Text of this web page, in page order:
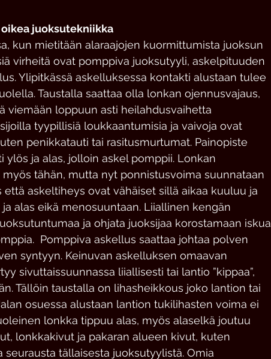
juoksutekniikka
kun mietitään alaraajojen kuormittumista juoksun
virheitä ovat pomppiva juoksutyyli, askelpituuden
Ylipitkässä askelluksessa kontakti alustaan tulee
Taustalla saattaa olla lonkan ojennusvajaus,
viemään loppuun asti heilahdusvaihetta
tyypillisiä loukkaantumisia ja vaivoja ovat
penikkatauti tai rasitusmurtumat. Painopiste
ja alas, jolloin askel pomppii. Lonkan
tähän, mutta nyt ponnistusvoima suunnataan
askeltiheys ovat vähäiset sillä aikaa kuuluu ja
alas eikä menosuuntaan. Liiallinen kengän
ja ohjata juoksijaa korostamaan iskua
Pomppiva askellus saattaa johtaa polven
syntyyn. Keinuvan askelluksen omaavan
sivuttaissuunnassa liiallisesti tai lantio ”kippaa”,
Tällöin taustalla on lihasheikkous joko lantion tai
osuessa alustaan lantion tukilihasten voima ei
lonkka tippuu alas, myös alaselkä joutuu
lonkkakivut ja pakaran alueen kivut, kuten
tällaisesta juoksutyylistä. Omia